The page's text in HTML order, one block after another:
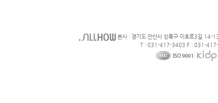
본사 : 경기도 안산사 상록구 이호로3길 14-
T : 031-417-3403 F : 031-